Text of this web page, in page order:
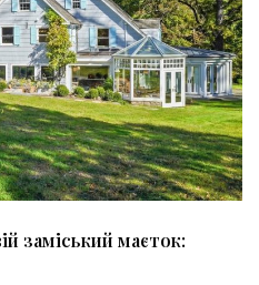
заміський маєток: